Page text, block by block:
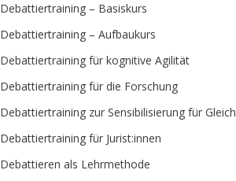
Debattiertraining – Basiskurs
Debattiertraining – Aufbaukurs
Debattiertraining für kognitive Agilität
Debattiertraining für die Forschung
Debattiertraining zur Sensibilisierung für
Debattiertraining für Jurist:innen
Debattieren als Lehrmethode